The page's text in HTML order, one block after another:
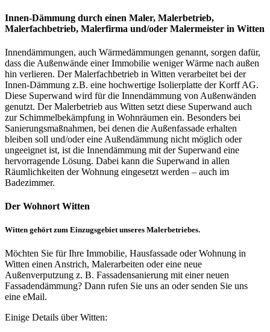
Innen-Dämmung durch einen Maler, Malerbetrieb,
Malerfachbetrieb, Malerfirma und/oder Malermeister in Witten
Innendämmungen, auch Wärmedämmungen genannt, sorgen dafür,
dass die Außenwände einer Immobilie weniger Wärme nach außen
hin verlieren. Der Malerfachbetrieb in Witten verarbeitet bei der
Innen-Dämmung z.B. eine hochwertige Isolierplatte der Korff AG.
Diese Superwand wird für die Innendämmung von Außenwänden
genutzt. Der Malerbetrieb aus Witten setzt diese Superwand auch
zur Schimmelbekämpfung in Wohnräumen ein. Besonders bei
Sanierungsmaßnahmen, bei denen die Außenfassade erhalten
bleiben soll und/oder eine Außendämmung nicht möglich oder
ungeeignet ist, ist die Innendämmung mit der Superwand eine
hervorragende Lösung. Dabei kann die Superwand in allen
Räumlichkeiten der Wohnung eingesetzt werden – auch im
Badezimmer.
Der Wohnort Witten
Witten gehört zum Einzugsgebiet unseres Malerbetriebes.
Möchten Sie für Ihre Immobilie, Hausfassade oder Wohnung in
Witten einen Anstrich, Malerarbeiten oder eine neue
Außenverputzung z. B. Fassadensanierung mit einer neuen
Fassadendämmung? Dann rufen Sie uns an oder senden Sie uns
eine eMail.
Einige Details über Witten: